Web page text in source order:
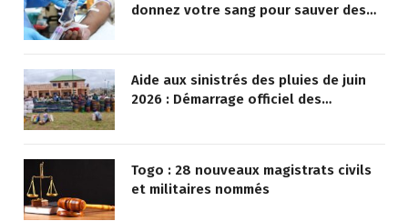
donnez votre sang pour sauver des
Aide aux sinistrés des pluies de juin
2026 : Démarrage officiel des
Togo : 28 nouveaux magistrats civils
et militaires nommés